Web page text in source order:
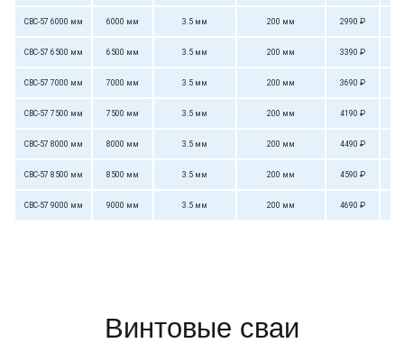
СВС-57 6000 мм 6000 мм 3.5 мм 200 мм 2990 ₽
СВС-57 6500 мм 6500 мм 3.5 мм 200 мм 3390 ₽
СВС-57 7000 мм 7000 мм 3.5 мм 200 мм 3690 ₽
СВС-57 7500 мм 7500 мм 3.5 мм 200 мм 4190 ₽
СВС-57 8000 мм 8000 мм 3.5 мм 200 мм 4490 ₽
СВС-57 8500 мм 8500 мм 3.5 мм 200 мм 4590 ₽
СВС-57 9000 мм 9000 мм 3.5 мм 200 мм 4690 ₽
Винтовые сваи